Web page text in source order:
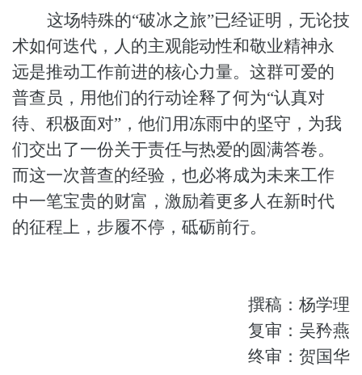
这场特殊的“破冰之旅”已经证明，无论技
术如何迭代，人的主观能动性和敬业精神永
远是推动工作前进的核心力量。这群可爱的
普查员，用他们的行动诠释了何为“认真对
待、积极面对”，他们用冻雨中的坚守，为我
们交出了一份关于责任与热爱的圆满答卷。
而这一次普查的经验，也必将成为未来工作
中一笔宝贵的财富，激励着更多人在新时代
的征程上，步履不停，砥砺前行。
撰稿：杨学理
复审：吴矜燕
终审：贺国华